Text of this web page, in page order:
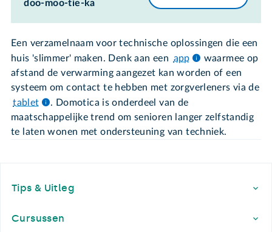
doo-moo-tie-ka
Een verzamelnaam voor technische oplossingen die een
huis 'slimmer' maken. Denk aan een app
waarmee op
afstand de verwarming aangezet kan worden of een
systeem om contact te hebben met zorgverleners via de
tablet
. Domotica is onderdeel van de
maatschappelijke trend om senioren langer zelfstandig
te laten wonen met ondersteuning van techniek.
Tips & Uitleg
Cursussen